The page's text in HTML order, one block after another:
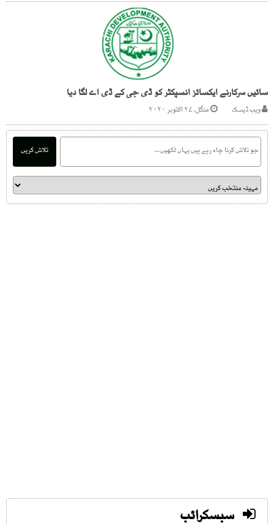
سائیں سرکارنے ایکسائز انسپکٹر کو ڈی جی کے ڈی اے لگا دیا
ویب ڈیسک منگل, ۲۷ اکتوبر ۲۰۲۰
تلاش کریں
سبسکرائب